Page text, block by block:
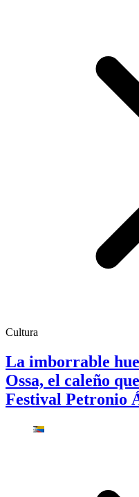
Cultura
La imborrable
Ossa, el caleño
Festival Petronio